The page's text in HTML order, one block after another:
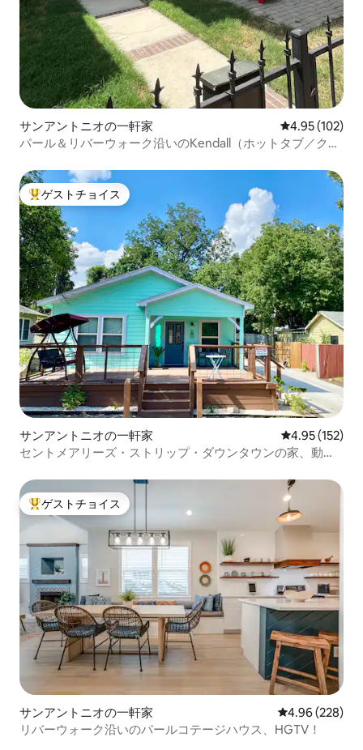
サンアントニオの一軒家 レビュー102
4.95 (102)
パール＆リバーウォーク沿いのKendall（ホットタブ／クー
大好評のゲストチョイスです。
ゲストチョイス
サンアントニオの一軒家 レビュー152
4.95 (152)
セントメアリーズ・ストリップ・ダウンタウンの家、動物
大好評のゲストチョイスです。
ゲストチョイス
サンアントニオの一軒家 レビュー228
4.96 (228)
リバーウォーク沿いのパールコテージハウス、HGTV！